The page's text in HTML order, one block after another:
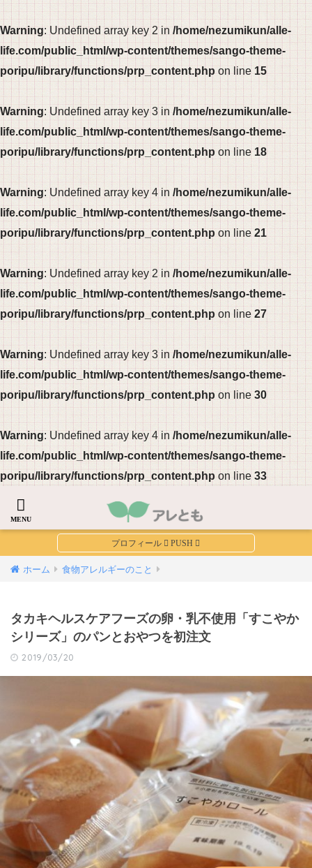
Warning: Undefined array key 2 in /home/nezumikun/alle-
life.com/public_html/wp-content/themes/sango-theme-
poripu/library/functions/prp_content.php on line 15
Warning: Undefined array key 3 in /home/nezumikun/alle-
life.com/public_html/wp-content/themes/sango-theme-
poripu/library/functions/prp_content.php on line 18
Warning: Undefined array key 4 in /home/nezumikun/alle-
life.com/public_html/wp-content/themes/sango-theme-
poripu/library/functions/prp_content.phpon line 21
Warning: Undefined array key 2 in /home/nezumikun/alle-
life.com/public_html/wp-content/themes/sango-theme-
poripu/library/functions/prp_content.php on line 27
Warning: Undefined array key 3 in /home/nezumikun/alle-
life.com/public_html/wp-content/themes/sango-theme-
poripu/library/functions/prp_content.php on line 30
Warning: Undefined array key 4 in /home/nezumikun/alle-
life.com/public_html/wp-content/themes/sango-theme-
poripu/library/functions/prp_content.php on line 33
ホーム 食物アレルギーのこと
タカキヘルスケアフーズの卵・乳不使用「すこやか
シリーズ」のパンとおやつを初注文
2019/03/20